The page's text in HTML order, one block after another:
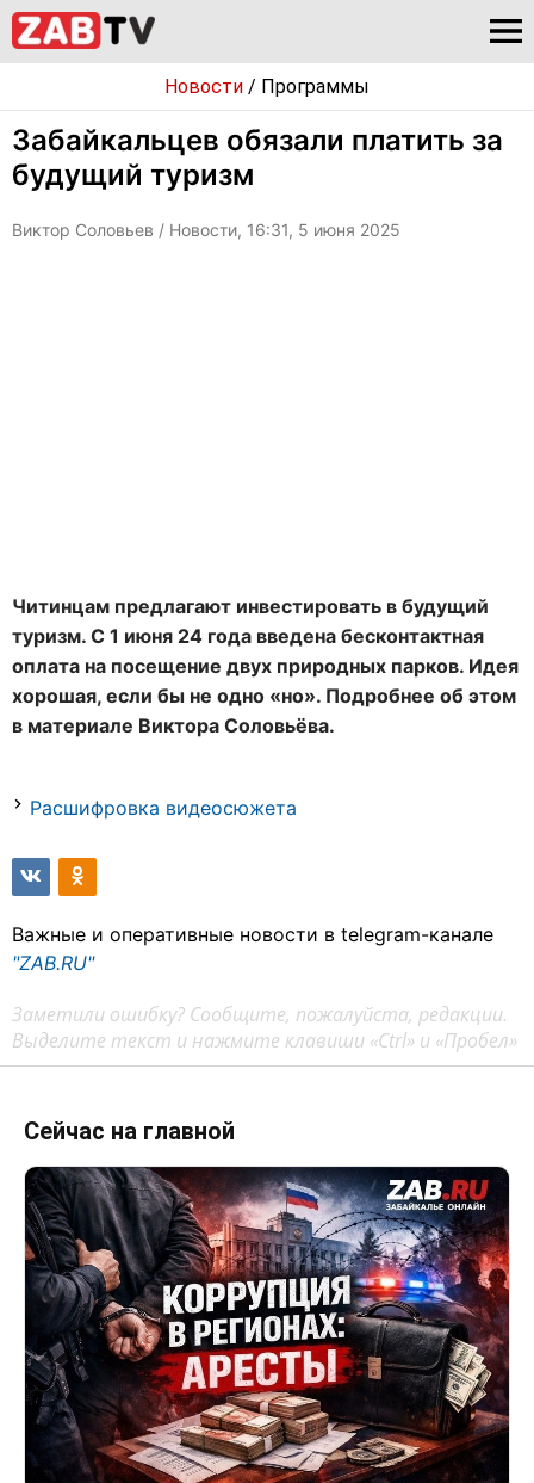
Новости / Программы
Забайкальцев обязали платить за
будущий туризм
Виктор Соловьев / Новости, 16:31, 5 июня 2025
Читинцам предлагают инвестировать в будущий
туризм. С 1 июня 24 года введена бесконтактная
оплата на посещение двух природных парков. Идея
хорошая, если бы не одно «но». Подробнее об этом
в материале Виктора Соловьёва.
Расшифровка видеосюжета
Важные и оперативные новости в telegram-канале
"ZAB.RU"
Заметили ошибку? Сообщите, пожалуйста, редакции.
Выделите текст и нажмите клавиши «Ctrl» и «Пробел»
Сейчас на главной